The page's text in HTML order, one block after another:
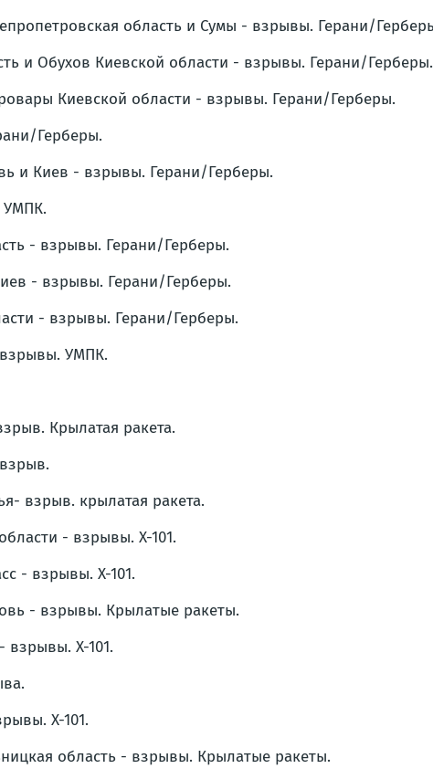
область и Сумы - взрывы. Герани/
и Обухов Киевской области - взрывы. Герани/Герберы.
Киевской области - взрывы. Герани/Герберы.
Герберы.
и Киев - взрывы. Герани/Герберы.
УМПК.
- взрывы. Герани/Герберы.
- взрывы. Герани/Герберы.
- взрывы. Герани/Герберы.
взрывы. УМПК.
Крылатая ракета.
взрыв. крылатая ракета.
- взрывы. Х-101.
- взрывы. Х-101.
- взрывы. Крылатые ракеты.
взрывы. Х-101.
Х-101.
область - взрывы. Крылатые ракеты.